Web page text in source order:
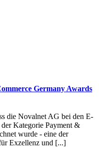
Germany Awards
die Novalnet AG bei den E-
Kategorie Payment &
wurde - eine der
Exzellenz und [...]